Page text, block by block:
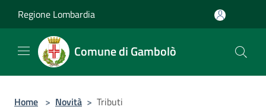
Regione Lombardia
Comune di Gambolò
Home > Novità > Tributi